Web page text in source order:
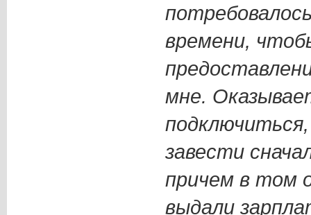
времени,
мне.
завести
причем в том
выдали